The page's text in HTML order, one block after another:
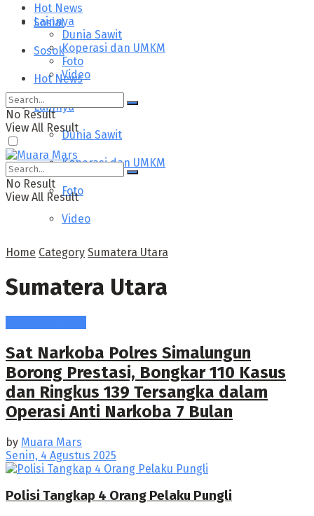
Sosial
Sosok
Hot News
Lainnya
Dunia Sawit
Koperasi dan UMKM
Foto
Video
Hot News
Lainnya
Dunia Sawit
Koperasi dan UMKM
Foto
Video
No Result
View All Result
No Result
View All Result
Home Category Sumatera Utara
Sumatera Utara
Sat Narkoba Polres Simalungun
Borong Prestasi, Bongkar 110 Kasus
dan Ringkus 139 Tersangka dalam
Operasi Anti Narkoba 7 Bulan
by Muara Mars
Senin, 4 Agustus 2025
Polisi Tangkap 4 Orang Pelaku Pungli